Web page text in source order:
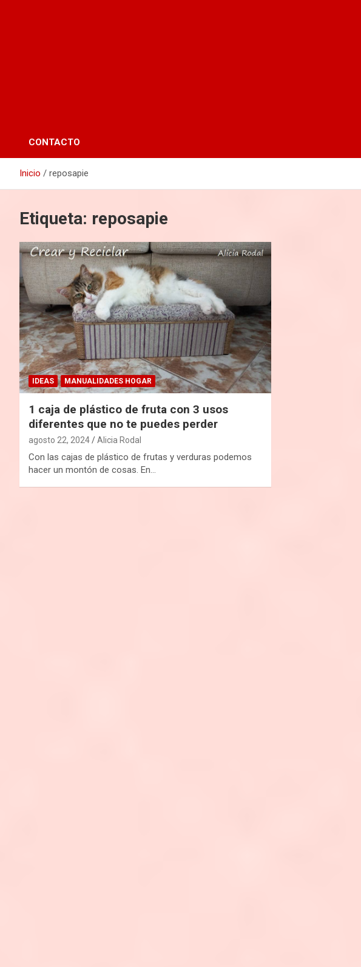
CONTACTO
Inicio reposapie
Etiqueta: reposapie
IDEAS MANUALIDADES HOGAR
1 caja de plástico de fruta con 3 usos
diferentes que no te puedes perder
agosto 22, 2024 Alicia Rodal
Con las cajas de plástico de frutas y verduras podemos
hacer un montón de cosas. En…